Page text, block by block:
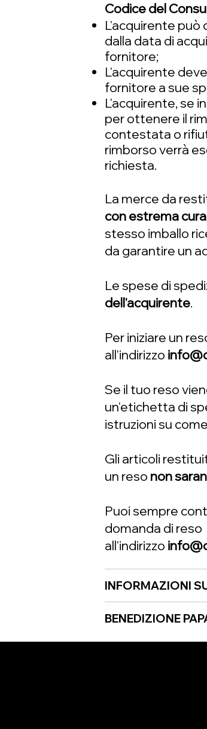
Codice del
L'acquirente può
dalla data di
fornitore;
L'acquirente
fornitore a sue
L'acquirente, se
per ottenere il
contestata o
rimborso verrà
richiesta.
La merce da
con estrema cura
stesso imballo
da garantire un
Le spese di
dell'acquirente.
Per iniziare un
all'indirizzo
Se il tuo reso
un'etichetta di
istruzioni su
Gli articoli
un reso non
Puoi sempre
domanda di reso
all'indirizzo
INFORMAZIONI
BENEDIZIONE